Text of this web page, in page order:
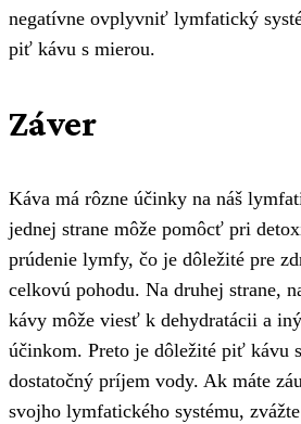
negatívne ovplyvniť lymfatický
piť kávu s mierou.
Záver
Káva má rôzne účinky na náš
jednej strane môže pomôcť pri
prúdenie lymfy, čo je dôležité pre
celkovú pohodu. Na druhej strane,
kávy môže viesť k dehydratácii a
účinkom. Preto je dôležité piť kávu
dostatočný príjem vody. Ak máte
svojho lymfatického systému,